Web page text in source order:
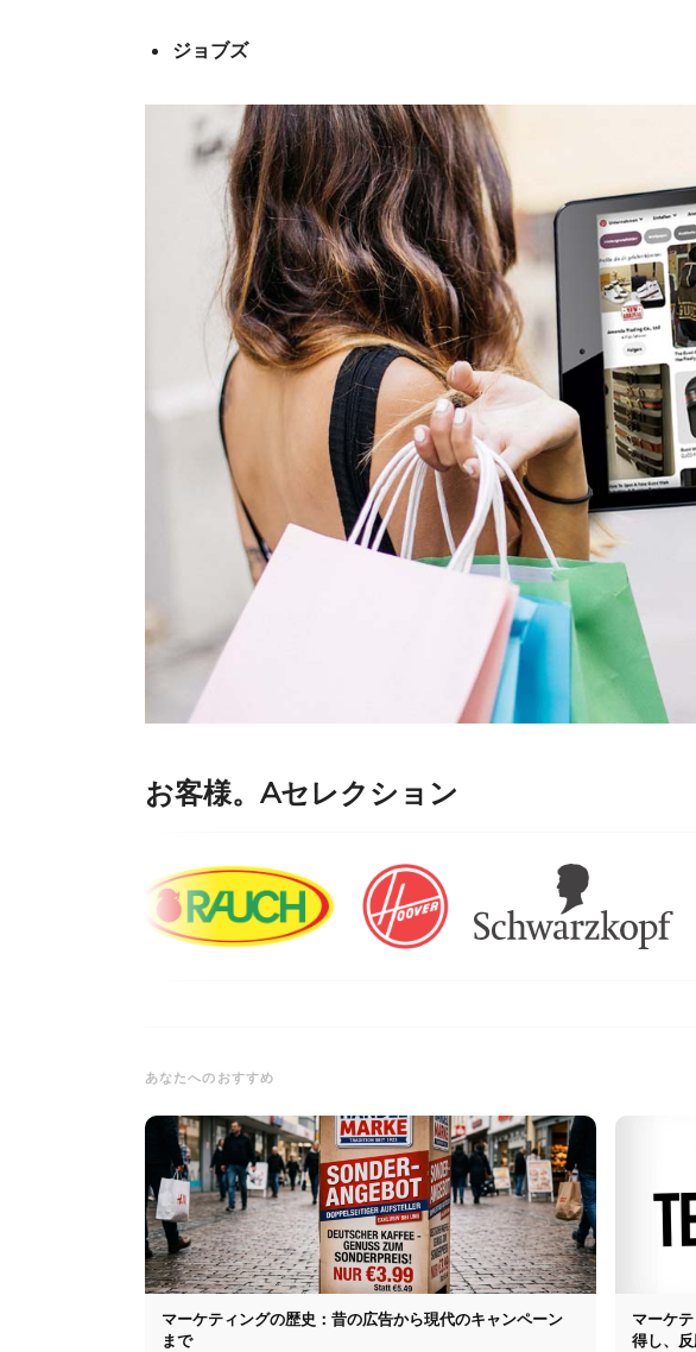
ジョブズ
お客様。Aセレクション
あなたへのおすすめ
マーケティングの歴史：昔の広告から現代のキャンペーン
まで
マーケ
得し、